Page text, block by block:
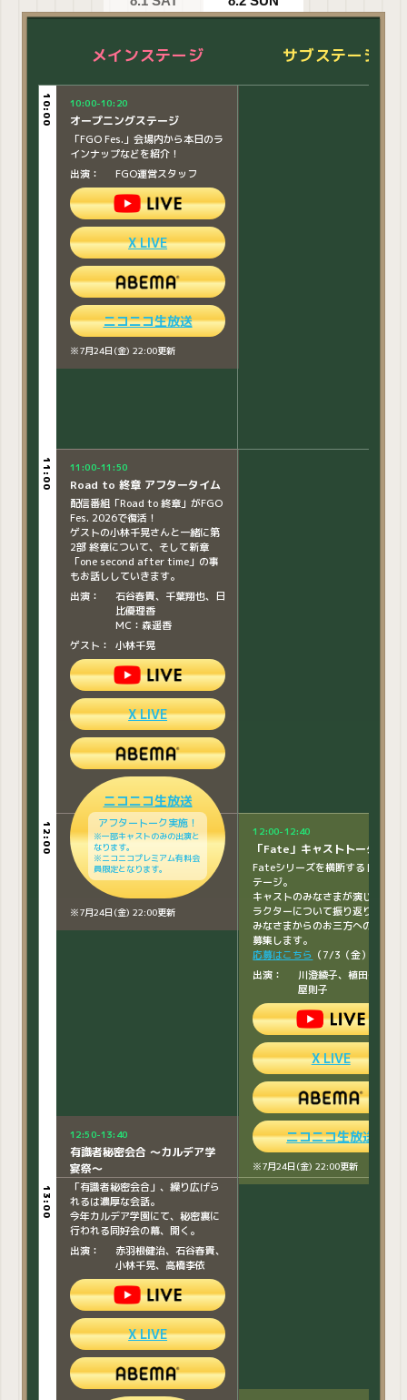
メインステージ サブステージ
10:00
11:00
12:00
13:00
10:00-10:20
オープニングステージ
「FGO Fes.」会場内から本日のラ
インナップなどを紹介！
出演：
FGO運営スタッフ
X LIVE
ニコニコ生放送
※7月24日(金) 22:00更新
カルデア学園・夏の学力テス
カルデア学園生徒会長モルガンが
用意した、夏の学力テストにキャ
ストが挑戦！
目指すは最上位クラス！そして、
無事に補習を回避できるか…！？
出演：
伊東健人、高橋花林、高
橋李依、古川慎、山下七
海
MC：森遥香
X LIVE
ニコニコ生放送
12:30-13:10
劇場アニメーション『魔法使い
の夜』ステージin FGO Fes.
2026
劇場アニメーション『魔法使いの
夜』ステージがFGO Fes. 2026に
登場！キャストによるトークをお
届けします！
出演：
戸松遥、小林裕介、花
香菜
メインステージ サブステージ
10:00
11:00
12:00
13:00
10:00-10:20
オープニングステージ
「FGO Fes.」会場内から本日のラ
インナップなどを紹介！
出演：
FGO運営スタッフ
X LIVE
ニコニコ生放送
※7月24日(金) 22:00更新
11:00-11:50
Road to 終章 アフタータイム
配信番組「Road to 終章」がFGO
Fes. 2026で復活！
ゲストの小林千晃さんと一緒に第
2部 終章について、そして新章
「one second after time」の事
もお話ししていきます。​
出演：
石谷春貴、千葉翔也、日
比優理香
MC：森遥香
ゲスト：
小林千晃
X LIVE
ニコニコ生放送
アフタートーク実施！
※一部キャストのみの出演と
なります。
※ニコニコプレミアム有料会
員限定となります。
※7月24日(金) 22:00更新
12:50-13:40
有識者秘密会合 ～カルデア学
宴祭～
「有識者秘密会合」、繰り広げら
れるは濃厚な会話。
今年カルデア学園にて、秘密裏に
行われる同好会の幕、開く。
出演：
赤羽根健治、石谷春貴、
小林千晃、高橋李依
X LIVE
12:00-12:40
「Fate」キャストトーク
Fateシリーズを横断するトークス
テージ。
キャストのみなさまが演じたキャ
ラクターについて振り返りつつ、
みなさまからのお三方への質問も
募集します。
応募はこちら （7/3（金）まで）
出演：
川澄綾子、植田佳奈、
屋則子
X LIVE
ニコニコ生放送
※7月24日(金) 22:00更新